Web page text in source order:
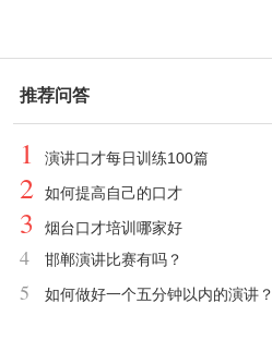
推荐问答
1 演讲口才每日训练100篇
2 如何提高自己的口才
3 烟台口才培训哪家好
4 邯郸演讲比赛有吗？
5 如何做好一个五分钟以内的演讲？